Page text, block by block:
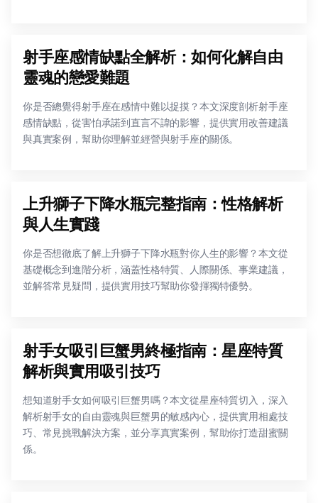
射手座感情缺點全解析：如何化解自由
靈魂的戀愛難題
你是否總覺得射手座在感情中難以捉摸？本文深度剖析射手座
感情缺點，從害怕承諾到直言不諱的影響，提供實用改善建議
與真實案例，幫助你理解並經營與射手座的關係。
上升獅子下降水瓶完整指南：性格解析
與人生實踐
你是否想徹底了解上升獅子下降水瓶對你人生的影響？本文從
基礎概念到進階分析，涵蓋性格特質、人際關係、事業建議，
並解答常見疑問，提供實用技巧幫助你發揮獨特優勢。
射手女吸引巨蟹男終極指南：星座特質
解析與實用吸引技巧
想知道射手女如何吸引巨蟹男嗎？本文從星座特質切入，深入
解析射手女的自由靈魂與巨蟹男的敏感內心，提供實用相處技
巧、常見挑戰解決方案，並分享真實案例，幫助你打造甜蜜關
係。